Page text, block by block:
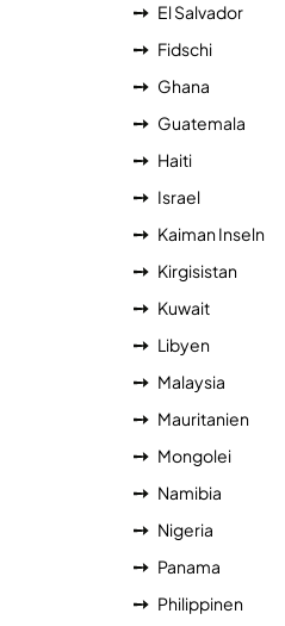
El Salvador
Fidschi
Ghana
Guatemala
Haiti
Israel
Kaiman Inseln
Kirgisistan
Kuwait
Libyen
Malaysia
Mauritanien
Mongolei
Namibia
Nigeria
Panama
Philippinen